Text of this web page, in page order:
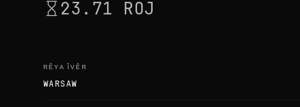
23.71 ROJ
RÊYA ÎVÊR
WARSAW